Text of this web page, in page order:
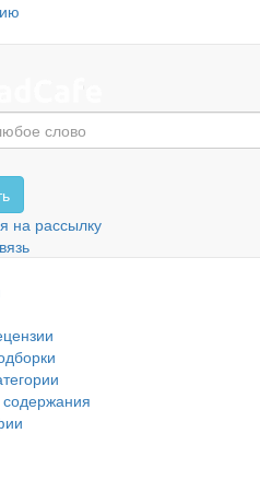
на рассылку
содержания